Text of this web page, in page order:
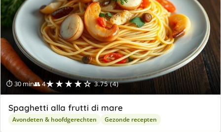
⏱ 30 min👥 4★★★★☆ 3.75 (4)
Spaghetti alla frutti di mare
Avondeten & hoofdgerechten Gezonde recepten